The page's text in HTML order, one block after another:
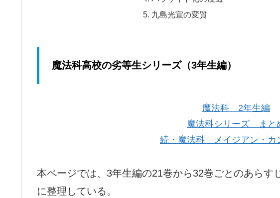
九島光宣の変質
魔法科高校の劣等生シリーズ（3年生編）
魔法科 2年生編
魔法科シリーズ まと
続・魔法科 メイジアン・カ
本ページでは、3年生編の21巻から32巻ごとのあらす
に整理している。